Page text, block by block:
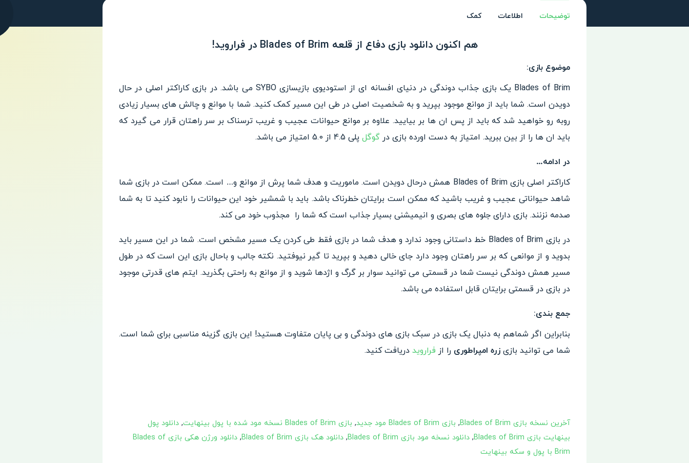
توضیحات اطلاعات کمک
هم اکنون دانلود بازی دفاع از قلعه Blades of Brim در فراروید!
موضوع بازی:
Blades of Brim یک بازی جذاب دوندگی در دنیای افسانه ای از استودیوی بازیسازی SYBO می باشد. در بازی کاراکتر اصلی در حال
دویدن است. شما باید از موانع موجود بپرید و به شخصیت اصلی در طی این مسیر کمک کنید. شما با موانع و چالش های بسیار زیادی
روبه رو خواهید شد که باید از پس ان ها بر بیایید. علاوه بر موانع حیوانات عجیب و غریب ترسناک بر سر راهتان قرار می گیرد که
باید ان ها را از بین ببرید. امتیاز به دست اورده بازی در گوگل پلی 4.5 از 5.0 امتیاز می باشد.
در ادامه…
کاراکتر اصلی بازی Blades of Brim همش درحال دویدن است. ماموریت و هدف شما پرش از موانع و… است. ممکن است در بازی شما
شاهد حیواناتی عجیب و غریب باشید که ممکن است برایتان خطرناک باشد. باید با شمشیر خود این حیوانات را نابود کنید تا به شما
صدمه نزنند. بازی دارای جلوه های بصری و انیمیشنی بسیار جذاب است که شما را مجذوب خود می کند.
در بازی Blades of Brim خط داستانی وجود ندارد و هدف شما در بازی فقط طی کردن یک مسیر مشخص است. شما در این مسیر باید
بدوید و از موانعی که بر سر راهتان وجود دارد جای خالی دهید و بپرید تا گیر نیوفتید. نکته جالب و باحال بازی این است که در طول
مسیر همش دوندگی نیست شما در قسمتی می توانید سوار بر گرگ و اژدها شوید و از موانع به راحتی بگذرید. ایتم های قدرتی موجود
در بازی در قسمتی برایتان قابل استفاده می باشد.
جمع بندی:
بنابراین اگر شماهم به دنبال یک بازی در سبک بازی های دوندگی و بی پایان متفاوت هستید! این بازی گزینه مناسبی برای شما است.
شما می توانید بازی زره امپراطوری را از فراروید دریافت کنید.
آخرین نسخه بازی Blades of Brim , بازی Blades of Brim مود جدید , بازی Blades of Brim نسخه مود شده با پول بینهایت , دانلود پول
بینهایت بازی Blades of Brim
, دانلود نسخه مود بازی Blades of Brim , دانلود هک بازی Blades of Brim ,
دانلود ورژن هکی بازی Blades of
Brim با پول و سکه بینهایت